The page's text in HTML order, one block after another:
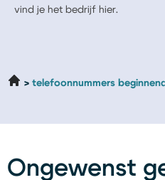
vind je het bedrijf hier.
telefoonnummers
Ongewenst